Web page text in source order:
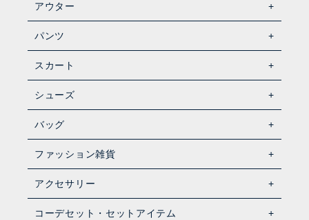
アウター
パンツ
スカート
シューズ
バッグ
ファッション雑貨
アクセサリー
コーデセット・セットアイテム